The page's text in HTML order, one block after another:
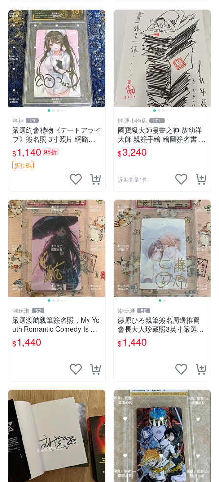
洛神 19
嚴選約會禮物《デートアライ
ブ》簽名照 3寸照片 網路原
圖 實物美 希望與你見面 デー
トアライブ 簽名照 收藏品
$1,140 95折
折扣碼
開運小物店 171
國寶級大師漫畫之神 敖幼祥
大師 親簽手繪 繪圖簽名書 機
會難得敖大師一輩子繪圖創作
多年有一句老師最金典名言
$3,240
近期銷量1件
潮玩港 52
嚴選渡航親筆簽名照，My Yo
uth Romantic Comedy Is Wr
ong限量收藏版 青春戀愛物語
原創 漫畫周邊
$1,440
潮玩港 52
藤原ひろ親筆簽名周邊推薦
會長大人珍藏照3英寸嚴選女
仆紀念品 面簽收藏 會長大人
簽名照 女仆照 面簽收藏
$1,440